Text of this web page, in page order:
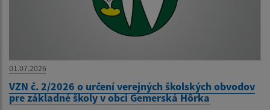
01.07.2026
VZN č. 2/2026 o určení verejných školských obvodov
pre základné školy v obci Gemerská Hôrka